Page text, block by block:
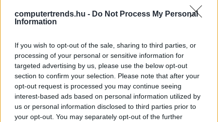
computertrends.hu - Do Not Process My Personal
Information
If you wish to opt-out of the sale, sharing to third parties, or
processing of your personal or sensitive information for
targeted advertising by us, please use the below opt-out
section to confirm your selection. Please note that after your
opt-out request is processed you may continue seeing
interest-based ads based on personal information utilized by
us or personal information disclosed to third parties prior to
your opt-out. You may separately opt-out of the further
ingadozásainak kiegyenlítésére, így biztosítva az ellátás
biztonságát.
lehetővé teszi a magas hatékonyságú és alacsony
károsanyag-kibocsátású üzemelést. Az erőmű képes
lesz zöldhidrogén felhasználására is, ami tovább
csökkenti a környezeti terhelést.